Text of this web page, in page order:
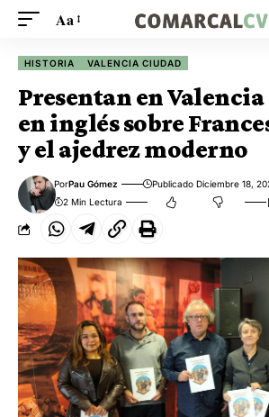
Aa
HISTORIA VALENCIA CIUDAD
Presentan en
en inglés sobre
y el ajedrez moderno
PorPau Gómez Publicado Diciembre 18,
2 Min Lectura